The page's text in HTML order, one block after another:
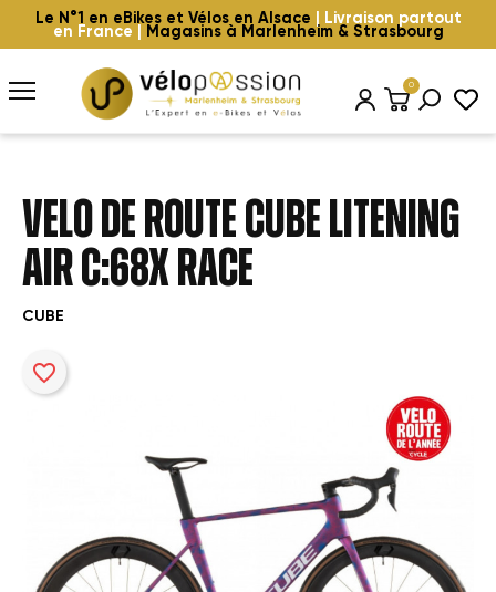
Le N°1 en eBikes et Vélos en Alsace | Livraison partout
en France | Magasins à Marlenheim & Strasbourg
0
VELO DE ROUTE CUBE LITENING
AIR C:68X RACE
CUBE
favorite_border